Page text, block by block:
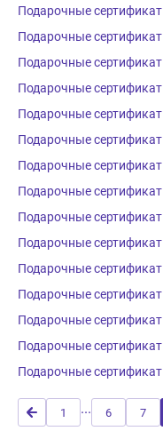
Подарочные
Подарочные
Подарочные
Подарочные
Подарочные
Подарочные
Подарочные
Подарочные
Подарочные
Подарочные
Подарочные
Подарочные
Подарочные
Подарочные
Подарочные
1 ... 6 7